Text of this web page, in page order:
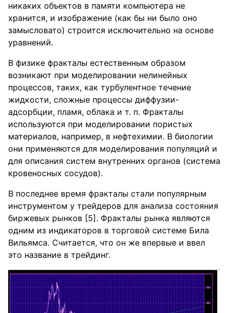
никаких объектов в памяти компьютера не
хранится, и изображение (как бы ни было оно
замысловато) строится исключительно на основе
уравнений.
В физике фракталы естественным образом
возникают при моделировании нелинейных
процессов, таких, как турбулентное течение
жидкости, сложные процессы диффузии-
адсорбции, пламя, облака и т. п. Фракталы
используются при моделировании пористых
материалов, например, в нефтехимии. В биологии
они применяются для моделирования популяций и
для описания систем внутренних органов (система
кровеносных сосудов).
В последнее время фракталы стали популярным
инструментом у трейдеров для анализа состояния
биржевых рынков [5]. Фракталы рынка являются
одним из индикаторов в торговой системе Била
Вильямса. Считается, что он же впервые и ввел
это название в трейдинг.